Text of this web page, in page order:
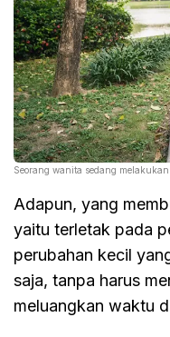
Seorang wanita sedang
Adapun, yang
yaitu terletak pada
perubahan kecil
saja, tanpa harus
meluangkan waktu